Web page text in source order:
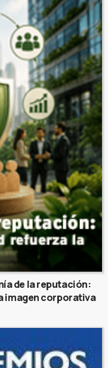
de la reputación:
imagen corporativa